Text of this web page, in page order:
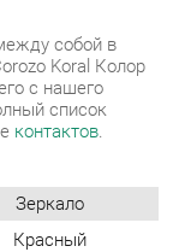
Зеркало
500
150
Настенный